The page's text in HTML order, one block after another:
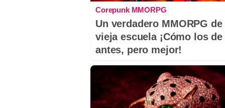
Corepunk MMORPG
Un verdadero MMORPG de
vieja escuela ¡Cómo los de
antes, pero mejor!